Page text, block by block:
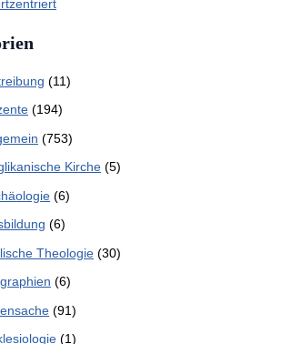
(11)
(194)
(753)
Kirche (5)
(6)
(6)
Theologie (30)
(6)
(91)
(1)